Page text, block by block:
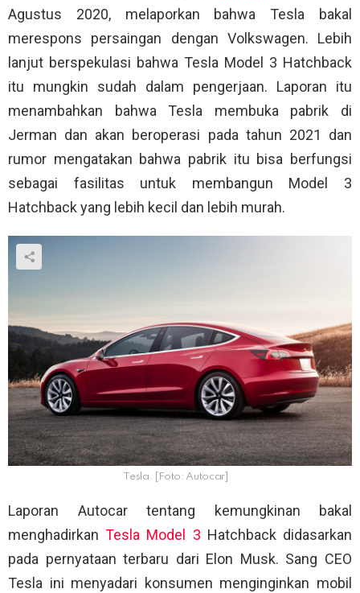
Agustus 2020, melaporkan bahwa Tesla bakal
merespons persaingan dengan Volkswagen. Lebih
lanjut berspekulasi bahwa Tesla Model 3 Hatchback
itu mungkin sudah dalam pengerjaan. Laporan itu
menambahkan bahwa Tesla membuka pabrik di
Jerman dan akan beroperasi pada tahun 2021 dan
rumor mengatakan bahwa pabrik itu bisa berfungsi
sebagai fasilitas untuk membangun Model 3
Hatchback yang lebih kecil dan lebih murah.
Tesla. [Foto: Autocar]
Laporan Autocar tentang kemungkinan bakal
menghadirkanTesla Model 3 Hatchback didasarkan
pada pernyataan terbaru dari Elon Musk. Sang CEO
Tesla ini menyadari konsumen menginginkan mobil